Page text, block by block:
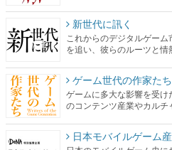
新世代に訊く
これからのデジタルゲー
を追い、彼らのルーツと情
ゲーム世代の作家たち
ゲームに多大な影響を受
のコンテンツ産業やカルチ
日本モバイルゲーム